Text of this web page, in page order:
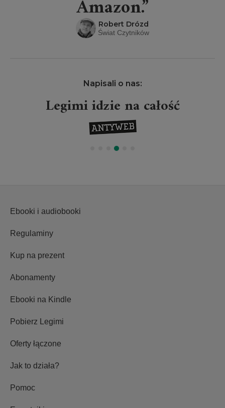
Amazon.”
Robert Drózd
Świat Czytników
Napisali o nas:
Legimi idzie na całość
Ebooki i audiobooki
Regulaminy
Kup na prezent
Abonamenty
Ebooki na Kindle
Pobierz Legimi
Oferty łączone
Jak to działa?
Pomoc